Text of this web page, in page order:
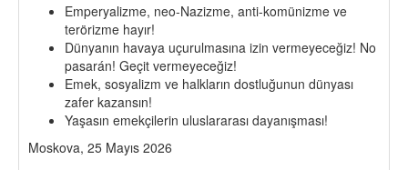
Emperyalizme, neo-Nazizme, anti-komünizme ve
terörizme hayır!
Dünyanın havaya uçurulmasına izin vermeyeceğiz! No
pasarán! Geçit vermeyeceğiz!
Emek, sosyalizm ve halkların dostluğunun dünyası
zafer kazansın!
Yaşasın emekçilerin uluslararası dayanışması!
Moskova, 25 Mayıs 2026